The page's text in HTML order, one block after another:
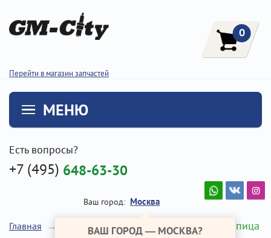
Перейти в магазин запчастей
0
МЕНЮ
Есть вопросы?
+7 (495) 648-63-30
Ваш город: Москва
ВАШ ГОРОД — МОСКВА?
Главная Ремонт Хендай IX35 Передняя ступица